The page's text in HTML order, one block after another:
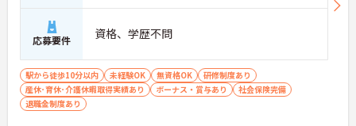
応募要件 資格、学歴不問
駅から徒歩10分以内 未経験OK 無資格OK
研修制度あり
産休･育休･介護休暇取得実績あり
ボーナス・賞与あり
社会保険完備
退職金制度あり